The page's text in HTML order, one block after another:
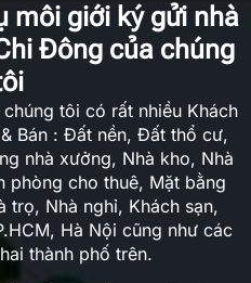
môi giới ký gửi nhà
Đông của chúng
tôi có rất nhiều Khách
Bán : Đất nền, Đất thổ cư,
nhà xưởng, Nhà kho, Nhà
phòng cho thuê, Mặt bằng
trọ, Nhà nghỉ, Khách sạn,
Hà Nội cũng như các
thành phố trên.